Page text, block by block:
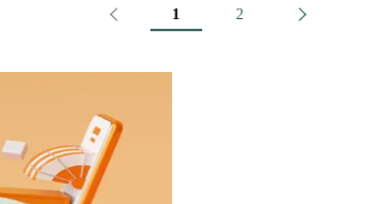
Προηγούμενο
1 2 Επόμενο